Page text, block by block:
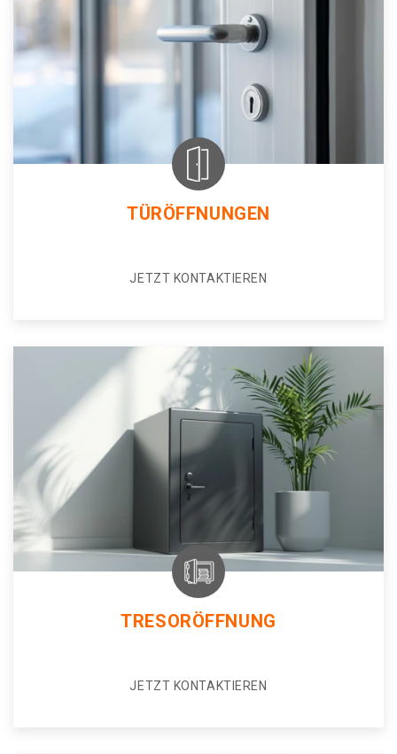
TÜRÖFFNUNGEN
JETZT KONTAKTIEREN
TRESORÖFFNUNG
JETZT KONTAKTIEREN